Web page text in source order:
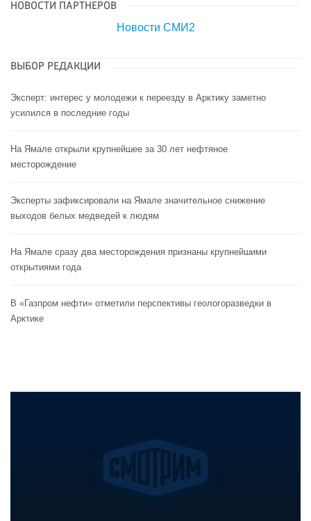
НОВОСТИ ПАРТНЕРОВ
Новости СМИ2
ВЫБОР РЕДАКЦИИ
Эксперт: интерес у молодежи к переезду в Арктику заметно
усилился в последние годы
На Ямале открыли крупнейшее за 30 лет нефтяное
месторождение
Эксперты зафиксировали на Ямале значительное снижение
выходов белых медведей к людям
На Ямале сразу два месторождения признаны крупнейшими
открытиями года
В «Газпром нефти» отметили перспективы геологоразведки в
Арктике